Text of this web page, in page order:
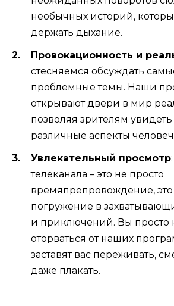
необычных историй,
держать дыхание.
Провокационность и
стесняемся обсуждать
проблемные темы. Наши
открывают двери в мир
позволяя зрителям
различные аспекты
Увлекательный просмотр
телеканала – это не просто
времяпрепровождение,
погружение в
и приключений. Вы просто
оторваться от наших
заставят вас переживать,
даже плакать.